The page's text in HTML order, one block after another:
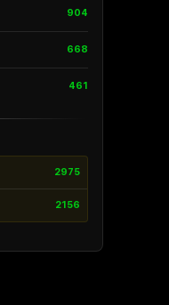
904
668
461
2975
2156